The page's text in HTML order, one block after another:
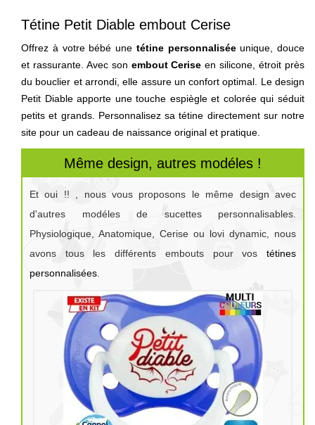
Tétine Petit Diable embout Cerise
Offrez à votre bébé une tétine personnaliséeunique, douce
et rassurante. Avec son embout Cerise en silicone, étroit près
du bouclier et arrondi, elle assure un confort optimal. Le design
Petit Diable apporte une touche espiègle et colorée qui séduit
petits et grands. Personnalisez sa tétine directement sur notre
site pour un cadeau de naissance original et pratique.
Même design, autres modéles !
Et oui !! , nous vous proposons le même design avec
d'autres modéles de sucettes personnalisables.
Physiologique, Anatomique, Cerise ou lovi dynamic, nous
avons tous les différents embouts pour vos tétines
personnalisées